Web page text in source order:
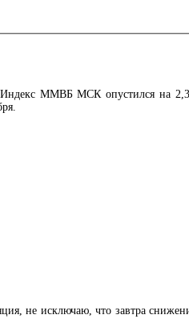
ММВБМСК опустился на 2,3
не исключаю, что завтра